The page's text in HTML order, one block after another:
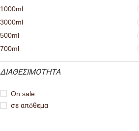
1000ml
3000ml
500ml
700ml
ΔΙΑΘΕΣΙΜΟΤΗΤΑ
On sale
σε απόθεμα